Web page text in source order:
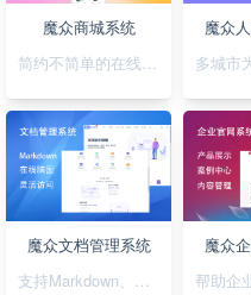
魔众商城系统
简约不简单的在线商城系统
魔众
魔众文档管理系统
支持Markdown、图表、脑图、富文本的文档管理系统
魔众